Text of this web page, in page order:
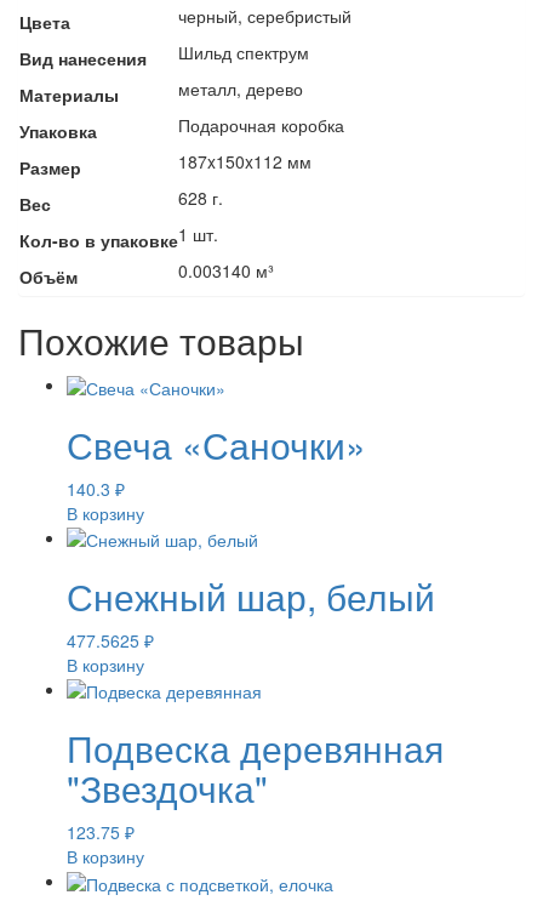
Цвета
черный, серебристый
Вид нанесения
Шильд спектрум
Материалы
металл, дерево
Упаковка
Подарочная коробка
Размер
187x150x112 мм
Вес
628 г.
Кол-во в упаковке1 шт.
Объём
0.003140 м³
Похожие товары
Свеча «Саночки»
140.3 ₽
В корзину
Снежный шар, белый
477.5625 ₽
В корзину
Подвеска деревянная
"Звездочка"
123.75 ₽
В корзину